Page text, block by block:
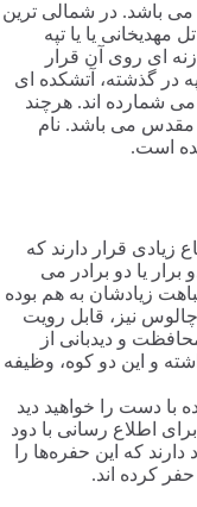
می باشد. در شمالی ترین
مهدیخانی یا یا تپه
ای روی آن قرار
در گذشته، آتشکده ای
شمارده اند. هرچند
مقدس می باشد. نام
است.
زیادی قرار دارند که
یا دو برادر می
زیادشان به هم بوده
نیز، قابل رویت
و دیدبانی از
و این دو کوه، وظیفه
با دست را خواهید دید
اطلاع رسانی با دود
که این حفره‌ها را
کرده اند.